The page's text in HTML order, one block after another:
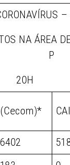
NA ÁREA
P
20H
(Cecom)*
6402